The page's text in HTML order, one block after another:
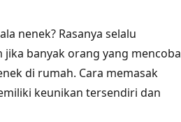
nenek? Rasanya selalu
banyak orang yang mencoba
di rumah. Cara memasak
keunikan tersendiri dan